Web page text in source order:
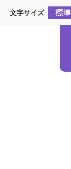
文字サイズ